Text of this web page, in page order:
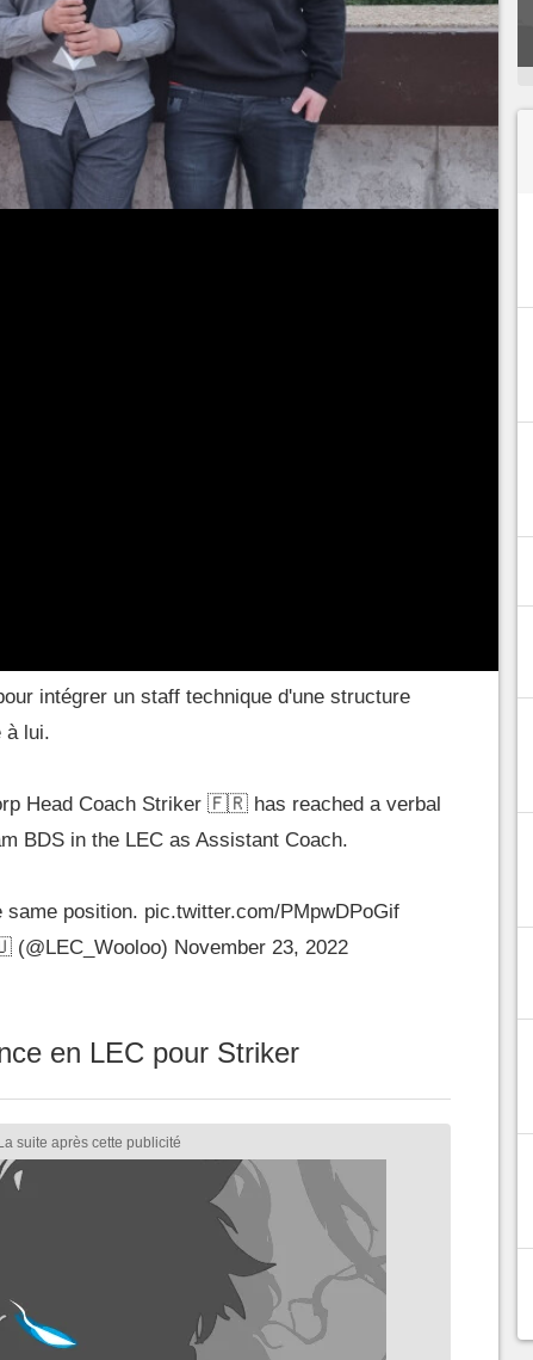
intégrer un staff technique d'une structure
à lui.
Head Coach Striker 🇫🇷 has reached a verbal
BDS in the LEC as Assistant Coach.
position. pic.twitter.com/PMpwDPoGif
November 23, 2022
en LEC pour Striker